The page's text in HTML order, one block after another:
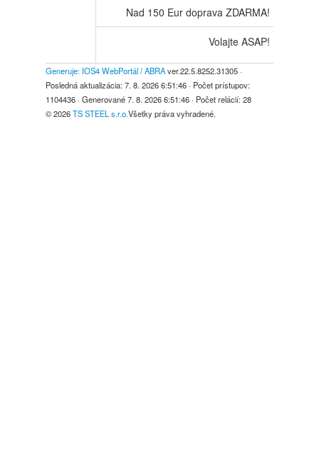
Nad 150 Eur doprava ZDARMA!
Volajte ASAP!
Generuje: IOS4 WebPortál / ABRAver.22.5.8252.31305 ·
Posledná aktualizácia:7. 8. 2026 6:51:46 · Počet prístupov:
1104436 · Generované7. 8. 2026 6:51:46 · Počet relácií:28
© 2026TS STEEL s.r.o.Všetky práva vyhradené.